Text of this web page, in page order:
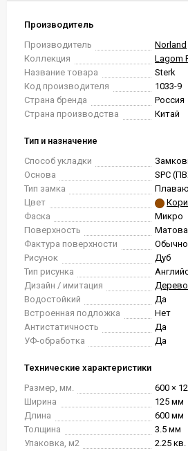
Производитель
Производитель
Norland
Коллекция
Lagom
Название товара
Sterk
Код производителя
1033-9
Страна бренда
Россия
Страна производства
Китай
Тип и назначение
Способ укладки
Основа
SPC
Тип замка
Цвет
Фаска
Микро
Поверхность
Фактура поверхности
Рисунок
Дуб
Тип рисунка
Дизайн / имитация
Дерево
Водостойкий
Да
Встроенная подложка
Нет
Антистатичность
Да
УФ-обработка
Да
Технические характеристики
Размер, мм.
600 ×
Ширина
125 мм
Длина
600 мм
Толщина
3.5 мм
Упаковка, м2
2.25